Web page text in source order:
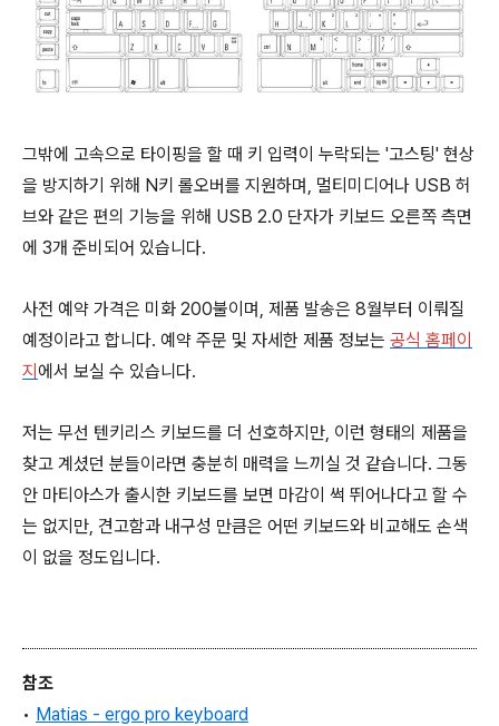
그밖에 고속으로 타이핑을 할 때 키 입력이 누락되는 '고스팅' 현상
을 방지하기 위해 N키 롤오버를 지원하며, 멀티미디어나 USB 허
브와 같은 편의 기능을 위해 USB 2.0 단자가 키보드 오른쪽 측면
에 3개 준비되어 있습니다.
사전 예약 가격은 미화 200불이며, 제품 발송은 8월부터 이뤄질
예정이라고 합니다. 예약 주문 및 자세한 제품 정보는 공식 홈페이
지 에서 보실 수 있습니다.
저는 무선 텐키리스 키보드를 더 선호하지만, 이런 형태의 제품을
찾고 계셨던 분들이라면 충분히 매력을 느끼실 것 같습니다. 그동
안 마티아스가 출시한 키보드를 보면 마감이 썩 뛰어나다고 할 수
는 없지만, 견고함과 내구성 만큼은 어떤 키보드와 비교해도 손색
이 없을 정도입니다.
참조
• Matias - ergo pro keyboard